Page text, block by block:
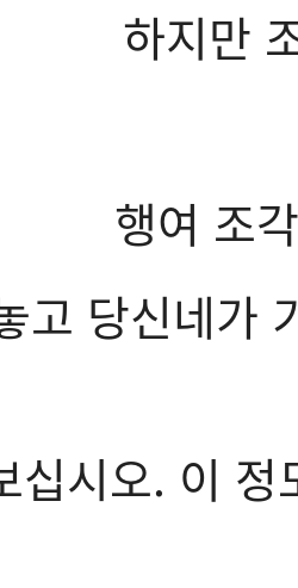
하지만
행여 조
고 당신네가
십시오. 이